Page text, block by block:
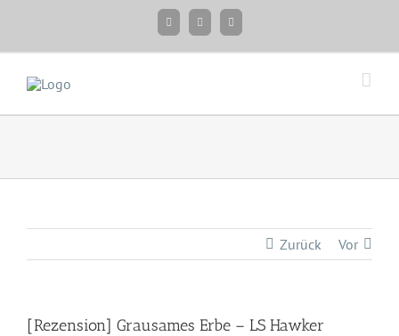
FacebookInstagramTwitter
Zurück Vor
[Rezension] Grausames Erbe – LS Hawker